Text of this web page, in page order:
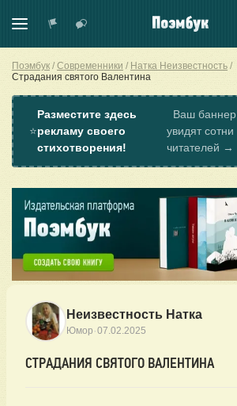
Поэмбук Современники
Натка Неизвестность
Страдания святого Валентина
⭐
Разместите здесь
рекламу своего
стихотворения!
Ваш баннер
увидят сотни
читателей →
Неизвестность Натка
Юмор ·07.02.2025
СТРАДАНИЯ СВЯТОГО ВАЛЕНТИНА